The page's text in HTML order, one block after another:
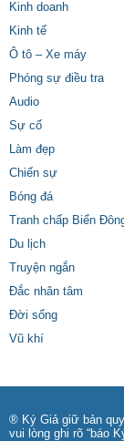
Kinh doanh
Kinh tế
Ô tô – Xe máy
Phóng sự điều tra
Audio
Sự cố
Làm đẹp
Chiến sự
Bóng đá
Tranh chấp Biển
Du lịch
Truyện ngắn
Đắc nhân tâm
Đời sống
Vũ khí
® Ký Giả giữ bản
vui lòng ghi rõ “báo